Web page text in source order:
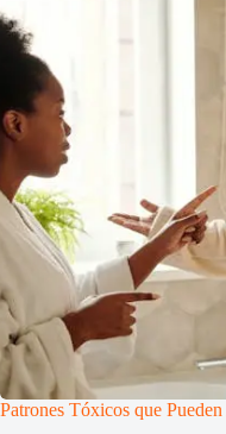
Patrones Tóxicos que